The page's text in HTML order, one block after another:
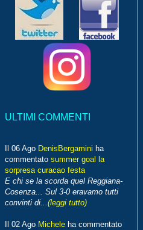
ULTIMI COMMENTI
Il 06 Ago DenisBergamini ha
commentato summer goal la
sorpresa curacao festa
E chi se la scorda quel Reggiana-
Cosenza... Sul 3-0 eravamo tutti
convinti di...(leggi tutto)
Il 02 Ago Michele ha commentato